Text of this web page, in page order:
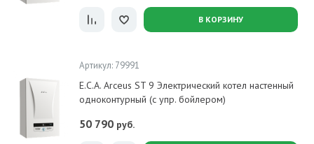
В КОРЗИНУ
Артикул: 79991
E.C.A. Arceus ST 9 Электрический котел настенный
одноконтурный (с упр. бойлером)
50 790 руб.